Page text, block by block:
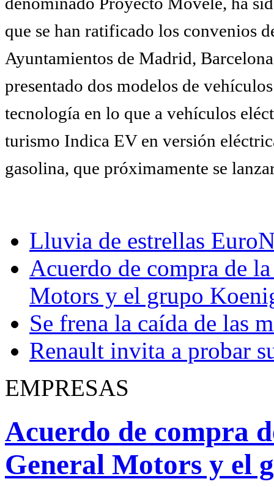
que se han ratificado los convenios
Ayuntamientos de Madrid,
presentado dos modelos de
tecnología en lo que a vehículos
turismo Indica EV en versión
gasolina, que próximamente se
Lluvia de estrellas
Acuerdo de compra de
Motors y el grupo
Se frena la caída de las
Renault invita a probar
EMPRESAS
Acuerdo de compra
General Motors y el